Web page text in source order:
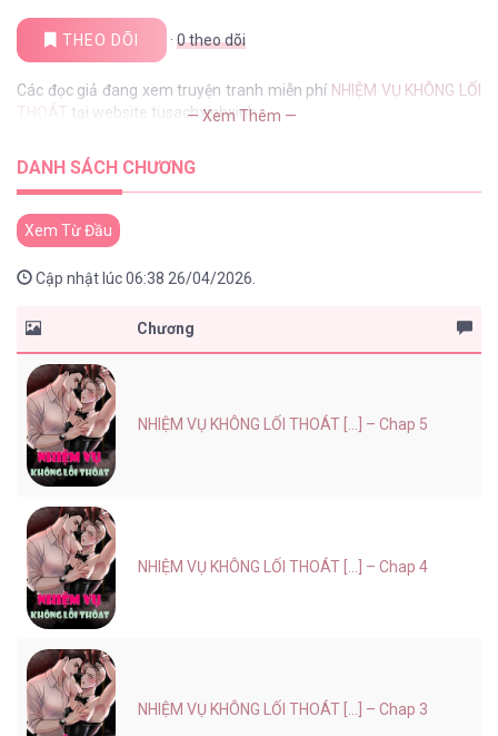
THEO DÕI · 0theo dõi
Các đọc giả đang xem truyện tranh miễn phí NHIỆM VỤ KHÔNG LỐI
THOÁT tại website tusachxinhxinh
— Xem Thêm —
DANH SÁCH CHƯƠNG
Xem Từ Đầu
Cập nhật lúc 06:38 26/04/2026.
Chương
NHIỆM VỤ KHÔNG LỐI THOÁT [...] – Chap 5
NHIỆM VỤ KHÔNG LỐI THOÁT [...] – Chap 4
NHIỆM VỤ KHÔNG LỐI THOÁT [...] – Chap 3